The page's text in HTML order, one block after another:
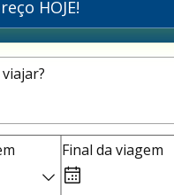
HOJE!
Final da viagem